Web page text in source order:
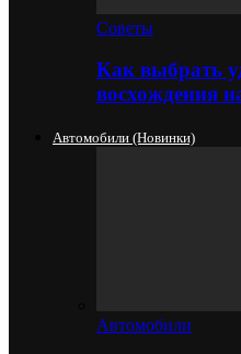
Советы
Как выбрать
восхождения
Автомобили (новинки)
Автомобили